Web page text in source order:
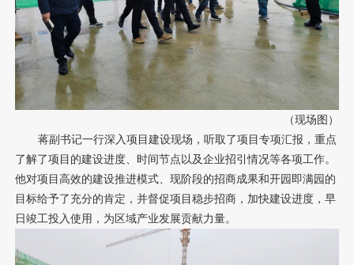
（现场图）
蒋副书记一行深入项目建设现场，听取了项目专项汇报，重点
了解了项目的建设进度、时间节点以及企业招引情况等各项工作。
他对项目高效的建设推进模式、现阶段的招商成果和开园即满园的
目标给予了充分的肯定，并督促项目稳步招商，加快建设进度，早
日竣工投入使用，为区域产业发展贡献力量。